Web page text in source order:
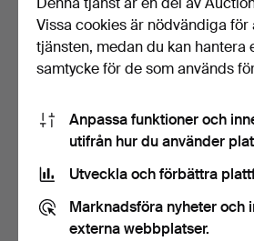
NÖTHÅRSMATTA
Dubbelvävd, 1960-tal
23 bud
291 USD
6 bud
48
Vissa cookies är nödvändiga
tjänsten, medan du kan hantera
samtycke för de som används
Anpassa funktioner och
utifrån hur du använder
Utveckla och förbättra
Marknadsföra nyheter och
externa webbplatser.